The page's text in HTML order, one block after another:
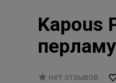
Kapous
нет отзывов